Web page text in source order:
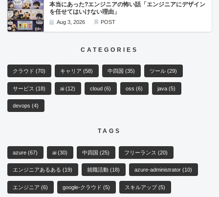
本当にあった?エンジニアの怖い話「エンジニアにデザイン
を任せてはいけない理由」
Aug 3, 2026 POST
CATEGORIES
クラウド(70) キャリア(58) 中四国(35) ツール(29)
サービス(18) ai(12) cloud(6) oss(6) java(5)
devops(4)
TAGS
azure(67) ai(30) 中四国(25) フリーランス(20)
エンジニアあるある(19) 就職活動(18) azure-administrator(10)
エンジニア(6) google-クラウド(5) スキルアップ(5)